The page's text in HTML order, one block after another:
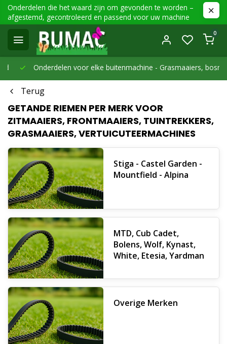
Onderdelen die het waard zijn om gevonden te worden –
afgestemd, gecontroleerd en passend voor uw machine
0
Onderdelen voor elke buitenmachine -Grasmaaiers,
Terug
GETANDE RIEMEN PER MERK VOOR
ZITMAAIERS, FRONTMAAIERS, TUINTREKKERS,
GRASMAAIERS, VERTUICUTEERMACHINES
Stiga - Castel Garden -
Mountfield - Alpina
MTD, Cub Cadet,
Bolens, Wolf, Kynast,
White, Etesia, Yardman
Overige Merken